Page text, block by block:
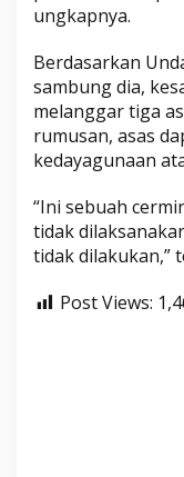
ungkapnya.
Berdasarkan
sambung dia,
melanggar tiga
rumusan, asas
kedayagunaan
“Ini sebuah
tidak
tidak dilakukan,”
Post Views: